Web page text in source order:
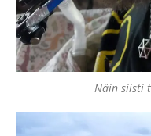
Näin siisti